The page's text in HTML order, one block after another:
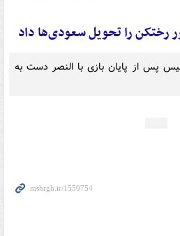
رختکن را تحویل سعودی‌ها داد
پس از پایان بازی با النصر دست به